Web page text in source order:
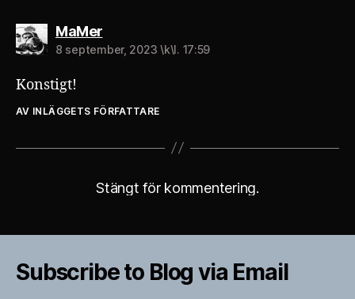
MaMersäger:
8 september, 2023 \k\l. 17:59
Konstigt!
AV INLÄGGETS FÖRFATTARE
Stängt för kommentering.
Subscribe to Blog via Email